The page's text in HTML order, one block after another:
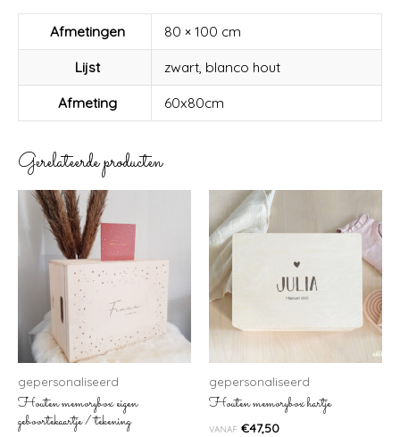
-
China
aantal
Afmetingen
80 × 100 cm
Lijst
zwart, blanco hout
Afmeting
60x80cm
Gerelateerde producten
gepersonaliseerd
Houten memorybox eigen
geboortekaartje / tekening
gepersonaliseerd
Houten memorybox hartje
VANAF €47,50